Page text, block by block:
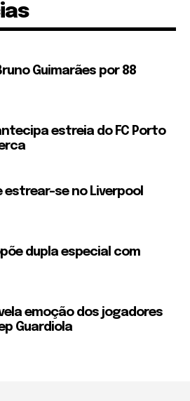
Guimarães por 88
estreia do FC Porto
estrear-se no Liverpool
dupla especial com
emoção dos jogadores
Guardiola